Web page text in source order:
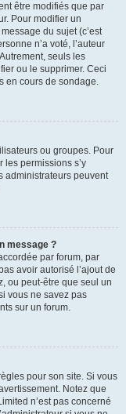
être modifiés que par
Pour modifier un
du sujet (c’est
n’a voté, l’auteur
seuls les
ou le supprimer. Ceci
en cours de sondage.
ou groupes. Pour
les permissions s’y
administrateurs peuvent
message ?
par forum, par
avoir autorisé l’ajout de
ou peut-être que seul un
vous ne savez pas
sur un forum.
pour son site. Si vous
Notez que
n’est pas concerné